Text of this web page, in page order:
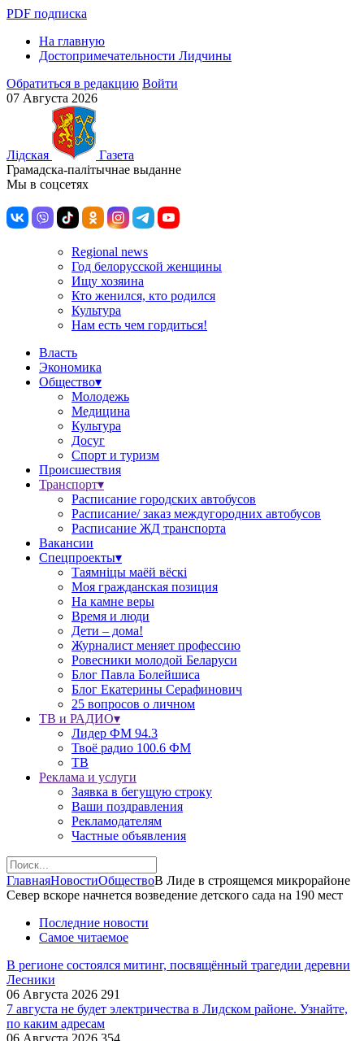
PDF подписка
На главную
Достопримечательности Лидчины
Обратиться в редакцию Войти
07 Августа 2026
Лiдская
Газета
Грамадска-палiтычнае выданне
Мы в соцсетях
Regional news
Год белорусской женщины
Ищу хозяина
Кто женился, кто родился
Культура
Нам есть чем гордиться!
Власть
Экономика
Общество▾
Молодежь
Медицина
Культура
Досуг
Спорт и туризм
Происшествия
Транспорт▾
Расписание городских автобусов
Расписание/ заказ междугородних автобусов
Расписание ЖД транспорта
Вакансии
Спецпроекты▾
Таямніцы маёй вёскі
Моя гражданская позиция
На камне веры
Время и люди
Дети – дома!
Журналист меняет профессию
Ровесники молодой Беларуси
Блог Павла Болейшиса
Блог Екатерины Серафинович
25 вопросов о личном
ТВ и РАДИО▾
Лидер ФМ 94.3
Твоё радио 100.6 ФМ
ТВ
Реклама и услуги
Заявка в бегущую строку
Ваши поздравления
Рекламодателям
Частные объявления
ГлавнаяНовостиОбществоВ Лиде в строящемся микрорайоне
Север вскоре начнется возведение детского сада на 190 мест
Последние новости
Самое читаемое
В регионе состоялся митинг, посвящённый трагедии деревни
Лесники
06 Августа 2026 291
7 августа не будет электричества в Лидском районе. Узнайте,
по каким адресам
06 Августа 2026 354